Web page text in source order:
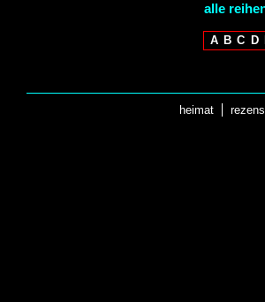
alle
A B C D
heimat